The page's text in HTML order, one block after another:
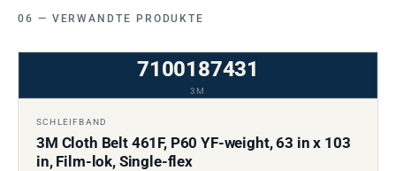
VERWANDTE PRODUKTE
7100187431
3M
SCHLEIFBAND
3M Cloth Belt 461F, P60 YF-weight, 63 in x 103
in, Film-lok, Single-flex